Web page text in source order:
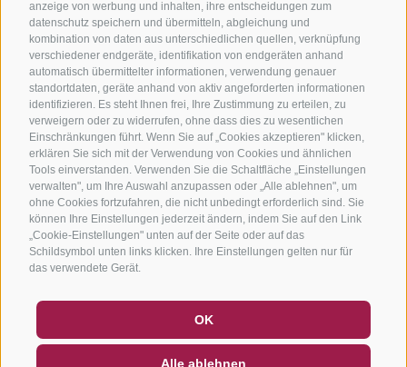
anzeige von werbung und inhalten, ihre entscheidungen zum
datenschutz speichern und übermitteln, abgleichung und
kombination von daten aus unterschiedlichen quellen, verknüpfung
verschiedener endgeräte, identifikation von endgeräten anhand
automatisch übermittelter informationen, verwendung genauer
standortdaten, geräte anhand von aktiv angeforderten informationen
identifizieren. Es steht Ihnen frei, Ihre Zustimmung zu erteilen, zu
verweigern oder zu widerrufen, ohne dass dies zu wesentlichen
Einschränkungen führt. Wenn Sie auf „Cookies akzeptieren" klicken,
erklären Sie sich mit der Verwendung von Cookies und ähnlichen
Tools einverstanden. Verwenden Sie die Schaltfläche „Einstellungen
verwalten", um Ihre Auswahl anzupassen oder „Alle ablehnen", um
ohne Cookies fortzufahren, die nicht unbedingt erforderlich sind. Sie
können Ihre Einstellungen jederzeit ändern, indem Sie auf den Link
„Cookie-Einstellungen" unten auf der Seite oder auf das
Schildsymbol unten links klicken. Ihre Einstellungen gelten nur für
das verwendete Gerät.
OK
Alle ablehnen
NEWSLETTER
SOCIAL WALL WETTER